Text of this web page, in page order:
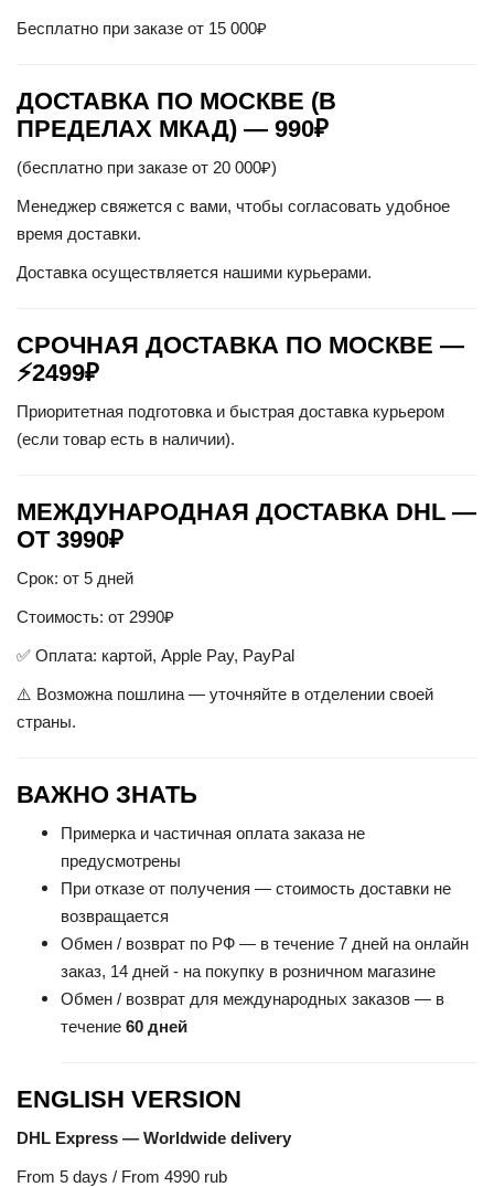
Бесплатно при заказе от 15 000₽
ДОСТАВКА ПО МОСКВЕ (В
ПРЕДЕЛАХ МКАД) — 990₽
(бесплатно при заказе от 20 000₽)
Менеджер свяжется с вами, чтобы согласовать удобное
время доставки.
Доставка осуществляется нашими курьерами.
СРОЧНАЯ ДОСТАВКА ПО МОСКВЕ —
⚡2499₽
Приоритетная подготовка и быстрая доставка курьером
(если товар есть в наличии).
МЕЖДУНАРОДНАЯ ДОСТАВКА DHL —
ОТ 3990₽
Срок: от 5 дней
Стоимость: от 2990₽
✅ Оплата: картой, Apple Pay, PayPal
⚠️ Возможна пошлина — уточняйте в отделении своей
страны.
ВАЖНО ЗНАТЬ
Примерка и частичная оплата заказа не
предусмотрены
При отказе от получения — стоимость доставки не
возвращается
Обмен / возврат по РФ — в течение 7 дней на онлайн
заказ, 14 дней - на покупку в розничном магазине
Обмен / возврат для международных заказов — в
течение 60 дней
ENGLISH VERSION
DHL Express — Worldwide delivery
From 5 days / From 4990 rub